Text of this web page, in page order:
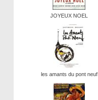
JOYEUX NOEL
les amants du pont neuf